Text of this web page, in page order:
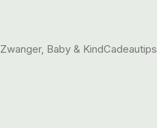
Zwanger, Baby & KindCadeautips